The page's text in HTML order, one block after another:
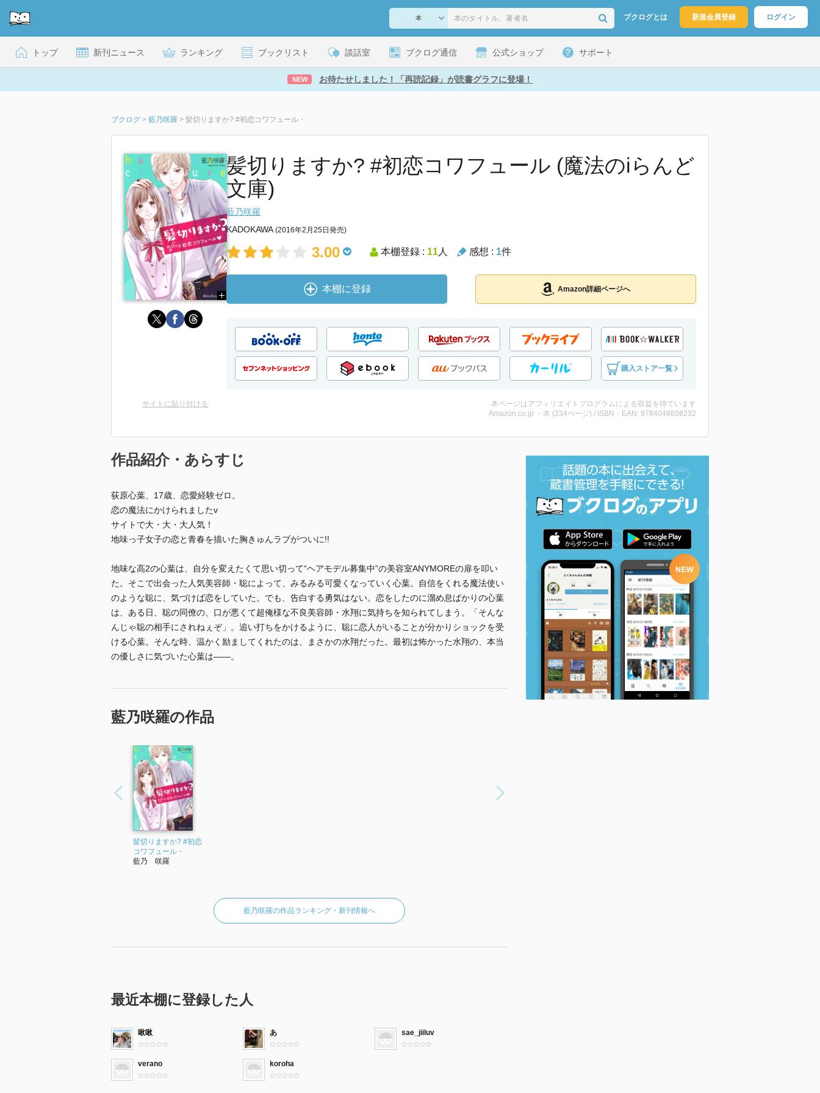
ブクログとは 新規会員登録 ログイン
トップ 新刊ニュース ランキング ブックリスト 談話室 ブクログ通信 公式ショップ サポート
NEW お待たせしました！「再読記録」が読書グラフに登場！
ブクログ > 藍乃咲羅 > 髪切りますか? #初恋コワフュール・
髪切りますか? #初恋コワフュール (魔法のiらんど
文庫)
藍乃咲羅
KADOKAWA(2016年2月25日発売)
3.00 本棚登録 : 11人 感想 : 1件
本棚に登録 Amazon詳細ページへ
購入ストア一覧
サイトに貼り付ける
本ページはアフィリエイトプログラムによる収益を得ています
Amazon.co.jp ・本 (234ページ) / ISBN・EAN: 9784048658232
作品紹介・あらすじ
荻原心葉、17歳、恋愛経験ゼロ。
恋の魔法にかけられましたv
サイトで大・大・大人気！
地味っ子女子の恋と青春を描いた胸きゅんラブがついに!!
地味な高2の心葉は、自分を変えたくて思い切って“ヘアモデル募集中”の美容室ANYMOREの扉を叩い
た。そこで出会った人気美容師・聡によって、みるみる可愛くなっていく心葉。自信をくれる魔法使い
のような聡に、気づけば恋をしていた。でも、告白する勇気はない。恋をしたのに溜め息ばかりの心葉
は、ある日、聡の同僚の、口が悪くて超俺様な不良美容師・水翔に気持ちを知られてしまう。「そんな
んじゃ聡の相手にされねぇぞ」。追い打ちをかけるように、聡に恋人がいることが分かりショックを受
ける心葉。そんな時、温かく励ましてくれたのは、まさかの水翔だった。最初は怖かった水翔の、本当
の優しさに気づいた心葉は――。
藍乃咲羅の作品
髪切りますか? #初恋
コワフュール・
藍乃 咲羅
藍乃咲羅の作品ランキング・新刊情報へ
最近本棚に登録した人
啾啾 あ sae_jiiluv
verano koroha